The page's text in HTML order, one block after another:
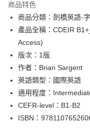
Google Pay
ATM付款
運送方式
每筆NT$60
付款後全家取貨
每筆NT$60
商品特色
商品分類：劍橋英語-
產品全稱：CDEIR
Access)
版次：1版
作者：Brian Sargent
英語類型：國際英語
適用程度：
CEFR-level：B1-B2
ISBN：